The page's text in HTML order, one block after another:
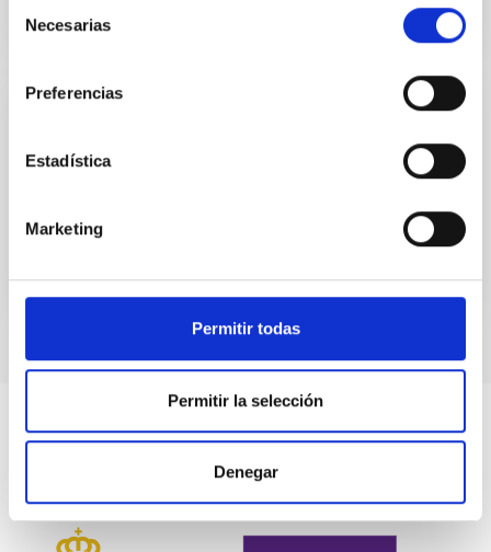
Necesarias
Preferencias
Estadística
Marketing
Permitir todas
Permitir la selección
Denegar
MARIA CARMEN PUERTO VARELA